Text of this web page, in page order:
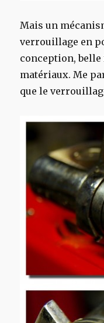
Mais un
verrouillage en
conception,
matériaux. Me
que le